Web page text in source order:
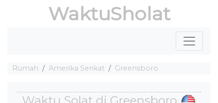
WaktuSholat
Rumah Amerika Serikat Greensboro